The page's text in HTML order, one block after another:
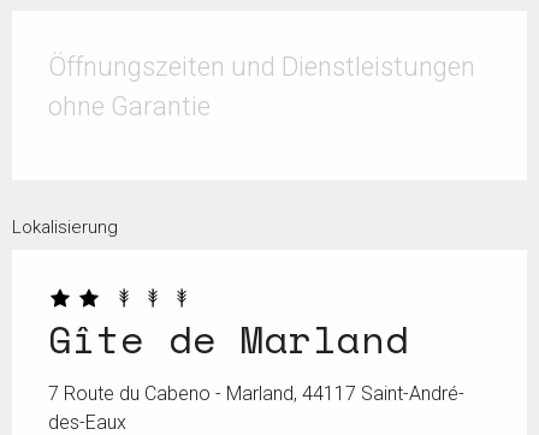
Öffnungszeiten und Dienstleistungen
ohne Garantie
Lokalisierung
Gîte de Marland
7 Route du Cabeno - Marland, 44117 Saint-André-
des-Eaux